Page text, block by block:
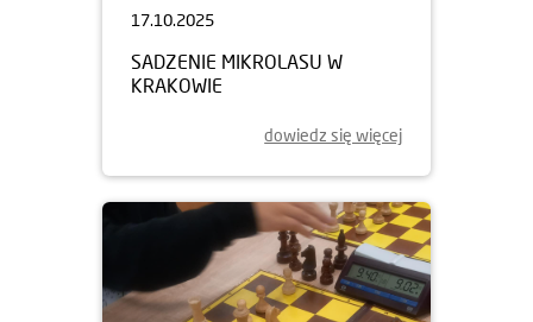
17.10.2025
SADZENIE MIKROLASU W
KRAKOWIE
dowiedz się więcej